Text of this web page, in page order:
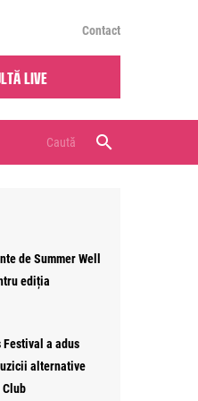
Contact
live
de Summer Well
ediția
a adus
alternative